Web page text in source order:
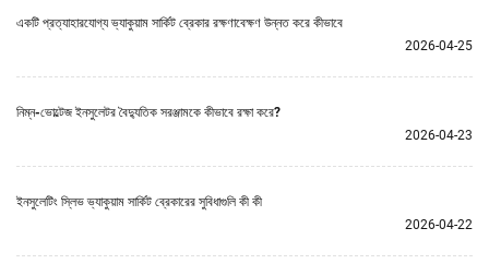
একটি প্রত্যাহারযোগ্য ভ্যাকুয়াম সার্কিট ব্রেকার রক্ষণাবেক্ষণ উন্নত করে কীভাবে
2026-04-25
নিম্ন-ভোল্টেজ ইনসুলেটর বৈদ্যুতিক সরঞ্জামকে কীভাবে রক্ষা করে?
2026-04-23
ইনসুলেটিং স্লিভ ভ্যাকুয়াম সার্কিট ব্রেকারের সুবিধাগুলি কী কী
2026-04-22